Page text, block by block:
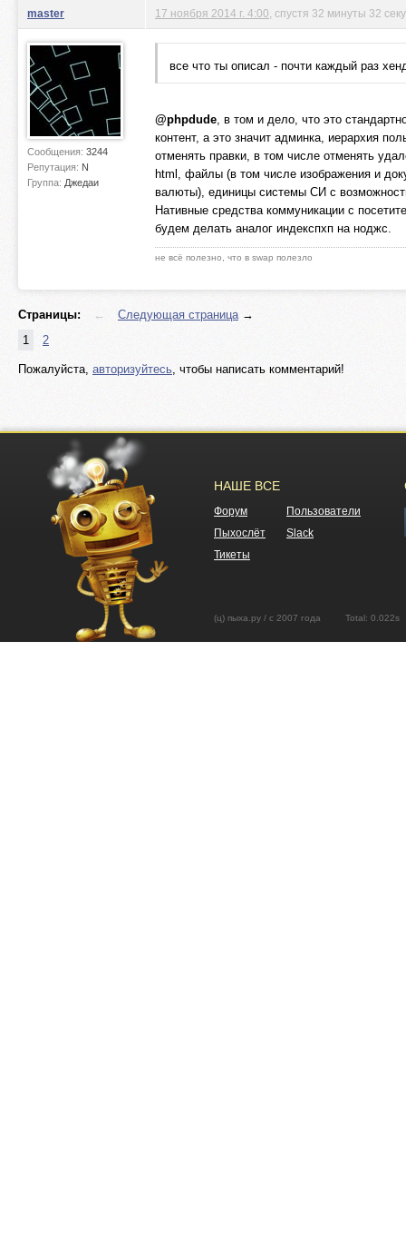
master
Сообщения: 3244
Репутация: N
Группа: Джедаи
17 ноября 2014 г. 4:00 , спустя 32 минуты 32
все что ты описал - почти каждый раз
@phpdude, в том и дело, что это
контент, а это значит админка, иерархия
отменять правки, в том числе отменять
html, файлы (в том числе изображения и
валюты), единицы системы СИ с
Нативные средства коммуникации с
будем делать аналог индекспхп на ноджс.
не всё полезно, что в swap полезло
Страницы: ← Следующая страница→
1
2
Пожалуйста, авторизуйтесь, чтобы написать комментарий!
НАШЕ ВСЕ
Форум
Пользователи
Пыхослёт
Slack
Тикеты
(ц) пыха.ру / с 2007 года Total: